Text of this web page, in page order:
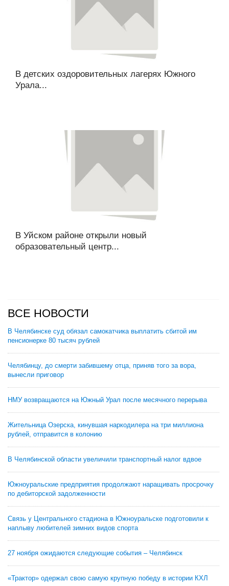
В детских оздоровительных лагерях Южного
Урала...
В Уйском районе открыли новый
образовательный центр...
ВСЕ НОВОСТИ
В Челябинске суд обязал самокатчика выплатить сбитой им
пенсионерке 80 тысяч рублей
Челябинцу, до смерти забившему отца, приняв того за вора,
вынесли приговор
НМУ возвращаются на Южный Урал после месячного перерыва
Жительница Озерска, кинувшая наркодилера на три миллиона
рублей, отправится в колонию
В Челябинской области увеличили транспортный налог вдвое
Южноуральские предприятия продолжают наращивать просрочку
по дебиторской задолженности
Связь у Центрального стадиона в Южноуральске подготовили к
наплыву любителей зимних видов спорта
27 ноября ожидаются следующие события – Челябинск
«Трактор» одержал свою самую крупную победу в истории КХЛ